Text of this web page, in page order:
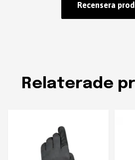
Recensera
Relaterade